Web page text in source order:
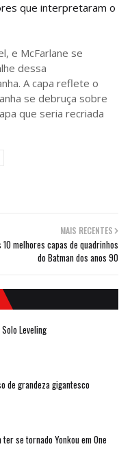
que interpretaram o
e McFarlane se
dessa
A capa reflete o
se debruça sobre
que seria recriada
MAIS RECENTES
10 melhores capas de quadrinhos
do Batman dos anos 90
Leveling
de grandeza gigantesco
se tornado Yonkou em One